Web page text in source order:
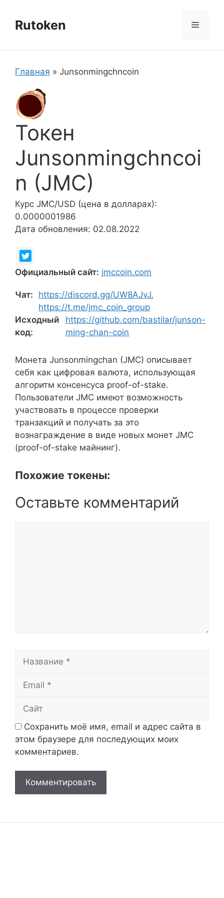
содержимому
Rutoken Меню
Главная » Junsonmingchncoin
Токен
Junsonmingchncoi
n (JMC)
Курс JMC/USD (цена в долларах):
0.0000001986
Дата обновления: 02.08.2022
Официальный сайт: jmccoin.com
Чат: https://discord.gg/UW8AJvJ,
https://t.me/jmc_coin_group
Исходный
код:
https://github.com/bastilar/junson-
ming-chan-coin
Монета Junsonmingchan (JMC) описывает
себя как цифровая валюта, использующая
алгоритм консенсуса proof-of-stake.
Пользователи JMC имеют возможность
участвовать в процессе проверки
транзакций и получать за это
вознаграждение в виде новых монет JMC
(proof-of-stake майнинг).
Похожие токены:
Оставьте комментарий
Сохранить моё имя, email и адрес сайта в
этом браузере для последующих моих
комментариев.